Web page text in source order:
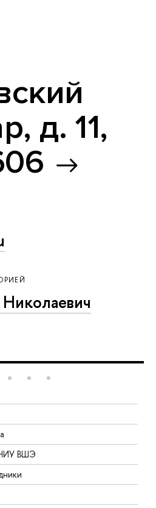
д. 11,
НИУ ВШЭ